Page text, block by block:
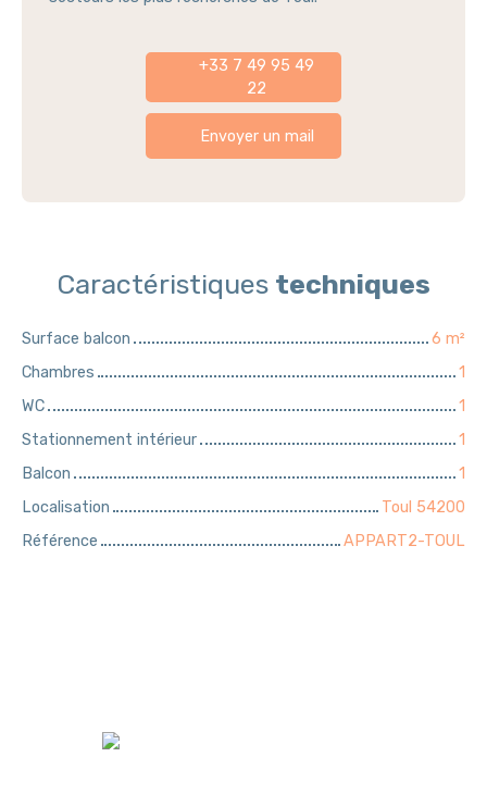
+33 7 49 95 49
22
Envoyer un mail
Caractéristiques techniques
Surface balcon 6 m²
Chambres
1
WC
1
Stationnement intérieur
1
Balcon
1
Localisation
Toul 54200
Référence
APPART2-TOUL